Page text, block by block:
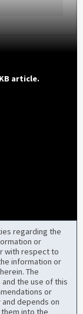
article.
regarding the
or
with respect to
information or
The
the use of this
or
depends on
into the